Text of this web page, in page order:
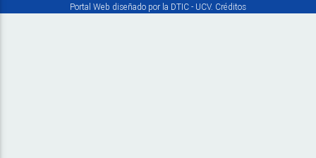
Portal Web diseñado por la DTIC - UCV. Créditos